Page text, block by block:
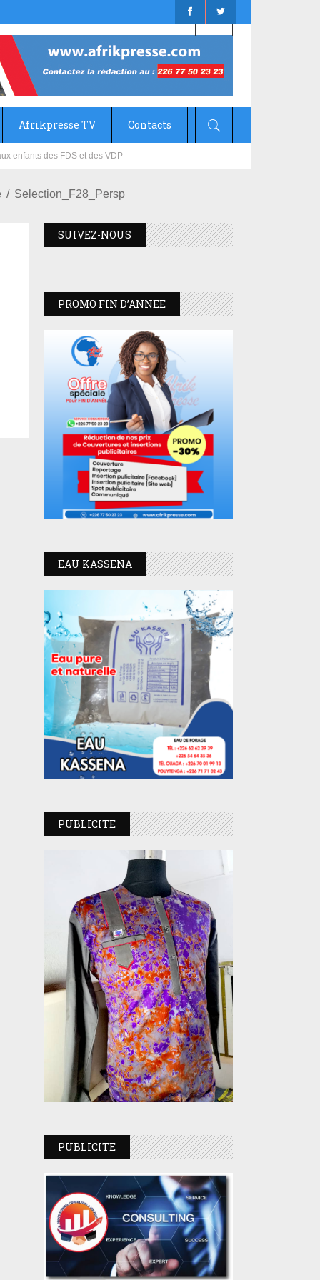
Afrikpresse TV Contacts
Selection_F28_Persp
SUIVEZ-NOUS
PROMO FIN D’ANNEE
EAU KASSENA
PUBLICITE
PUBLICITE